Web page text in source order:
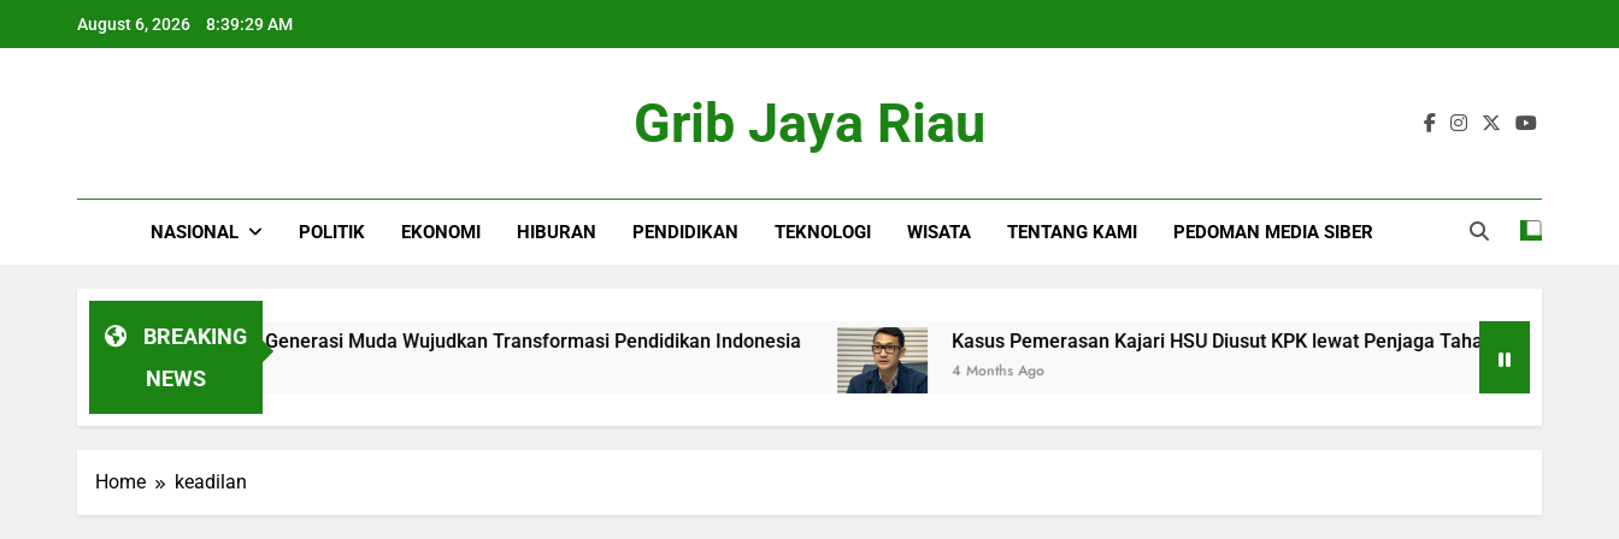
August 6, 2026 8:39:29 AM
Grib Jaya Riau
NASIONAL POLITIK EKONOMI HIBURAN PENDIDIKAN TEKNOLOGI WISATA TENTANG KAMI PEDOMAN MEDIA SIBER
BREAKING
NEWS
Resmi Dibuka Saatnya Generasi Muda Wujudkan Transformasi Pendidikan Indonesia Kasus Pemerasan Kajari HSU Diusut KPK lewat Penjaga Tahanan
4 Months Ago
Home keadilan